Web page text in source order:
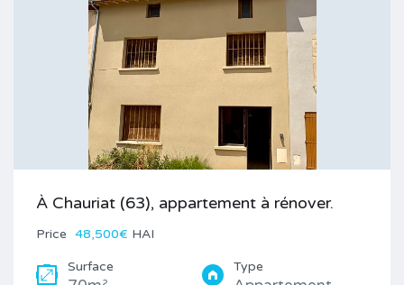
À Chauriat (63), appartement à rénover.
Price 48,500€ HAI
Surface Type